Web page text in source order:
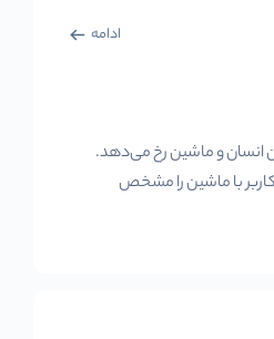
ادامه
انسان و ماشین رخ می‌دهد.
با ماشین را مشخص